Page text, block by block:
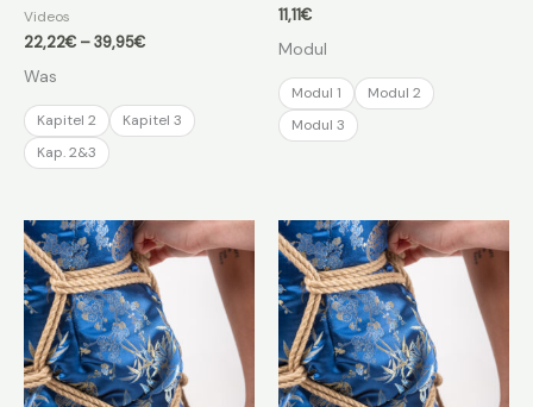
Videos
22,22€ –39,95€Preisspanne:
Was
Kapitel 2
Kapitel 3
Kap. 2&3
11,11€
Modul
Modul 1
Modul 2
Modul 3